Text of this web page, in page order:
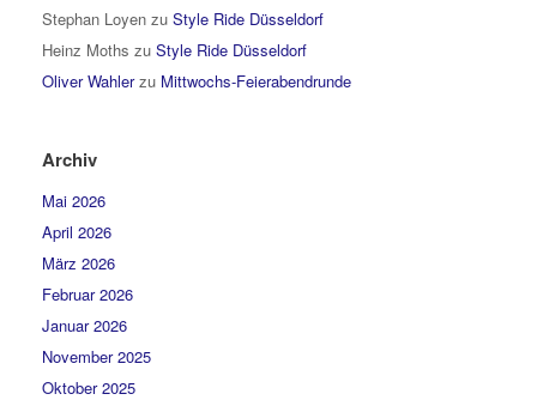
Stephan Loyen zu Style Ride Düsseldorf
Heinz Moths zu Style Ride Düsseldorf
Oliver Wahlerzu Mittwochs-Feierabendrunde
Archiv
Mai 2026
April 2026
März 2026
Februar 2026
Januar 2026
November 2025
Oktober 2025